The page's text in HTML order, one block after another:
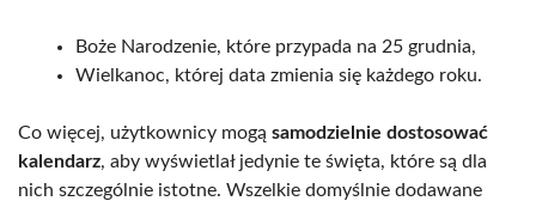
Boże Narodzenie, które przypada na 25 grudnia,
Wielkanoc, której data zmienia się każdego roku.
Co więcej, użytkownicy mogą samodzielnie dostosować
kalendarz, aby wyświetlał jedynie te święta, które są dla
nich szczególnie istotne. Wszelkie domyślnie dodawane